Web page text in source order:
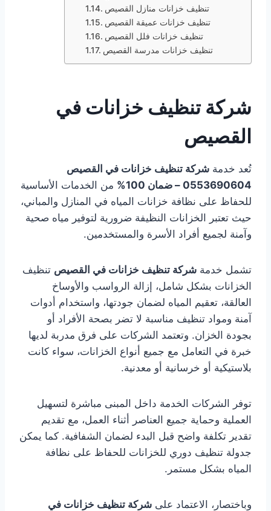
تنظيف خزانات منازل القصيص
تنظيف خزانات عميقة القصيص
تنظيف خزانات فلل القصيص
تنظيف خزانات مدرسة القصيص
شركة تنظيف خزانات في
القصيص
تُعد خدمة شركة تنظيف خزانات في القصيص
0553690604 – ضمان 100%
من الخدمات الأساسية
للحفاظ على نظافة خزانات المياه في المنازل والمباني،
حيث تعتبر الخزانات النظيفة ضرورية لتوفير مياه صحية
وآمنة لجميع أفراد الأسرة والمستخدمين.
تشمل خدمة شركة تنظيف خزانات في القصيص تنظيف
الخزانات بشكل شامل، إزالة الرواسب والأوساخ
العالقة، تعقيم المياه لضمان جودتها، واستخدام أدوات
آمنة ومواد تنظيف مناسبة لا تضر بصحة الأفراد أو
بجودة الخزان. وتعتمد الشركات على فرق مدربة لديها
خبرة في التعامل مع جميع أنواع الخزانات، سواء كانت
بلاستيكية أو خرسانية أو معدنية.
توفر الشركات الخدمة داخل المبنى مباشرة لتسهيل
العملية وحماية جميع العناصر أثناء العمل، مع تقديم
تقدير تكلفة واضح قبل البدء لضمان الشفافية. كما يمكن
جدولة تنظيف دوري للخزانات للحفاظ على نظافة
المياه بشكل مستمر.
وباختصار، الاعتماد على شركة تنظيف خزانات في